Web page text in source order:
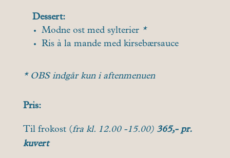
Dessert:
Modne ost med sylterier *
Ris à la mande med kirsebærsauce
* OBS indgår kun i aftenmenuen
Pris:
Til frokost (fra kl. 12.00 -15.00)365,- pr.
kuvert